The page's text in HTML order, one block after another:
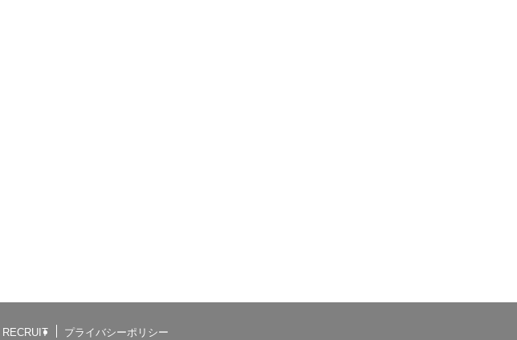
RECRUIT プライバシーポリシー